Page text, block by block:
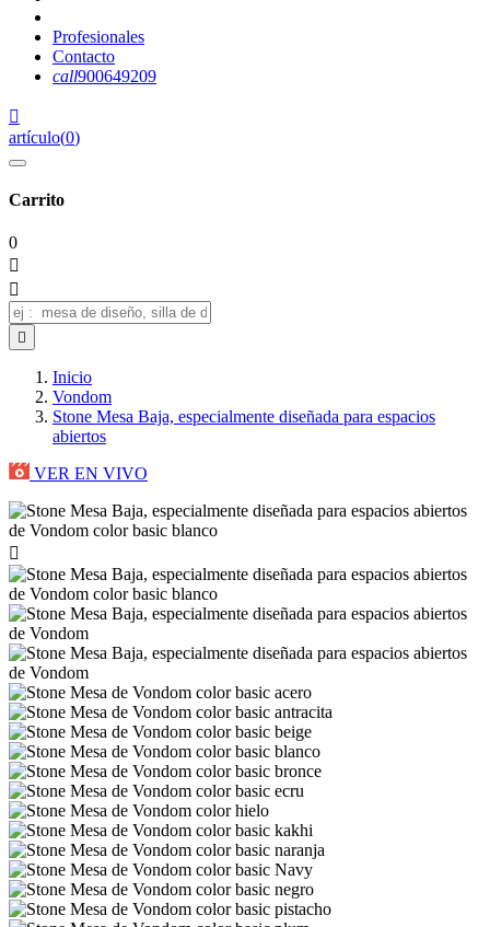
Profesionales
Contacto
call900649209

artículo(0)
Carrito
0



Inicio
Vondom
Stone Mesa Baja, especialmente diseñada para espacios
abiertos
VER EN VIVO
